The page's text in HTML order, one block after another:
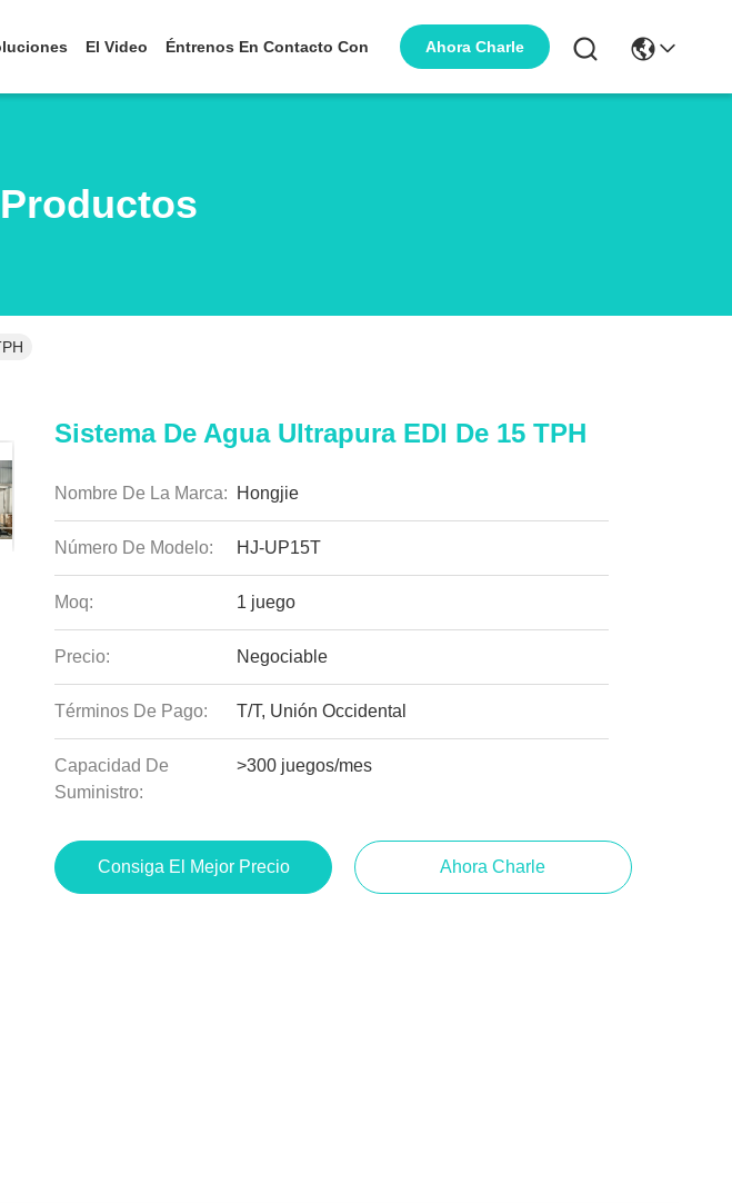
El Video Éntrenos En Contacto Con Ahora Charle
Sistema De Agua Ultrapura EDI De 15 TPH
Nombre De La Marca: Hongjie
Número De Modelo: HJ-UP15T
Moq: 1 juego
Precio: Negociable
Términos De Pago: T/T, Unión Occidental
Capacidad De
Suministro:
>300 juegos/mes
Consiga El Mejor Precio Ahora Charle